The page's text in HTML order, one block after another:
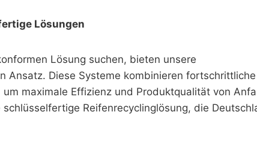
Lösungen
Lösung suchen, bieten unsere
Ansatz. Diese Systeme kombinieren fortschrittliche
maximale Effizienz und Produktqualität von
Reifenrecyclinglösung, die